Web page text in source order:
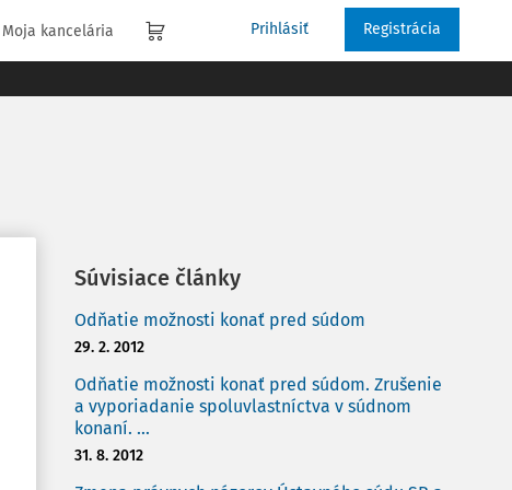
Moja kancelária Prihlásiť Registrácia
Súvisiace články
Odňatie možnosti konať pred súdom
29. 2. 2012
Odňatie možnosti konať pred súdom. Zrušenie
a vyporiadanie spoluvlastníctva v súdnom
konaní. ...
31. 8. 2012